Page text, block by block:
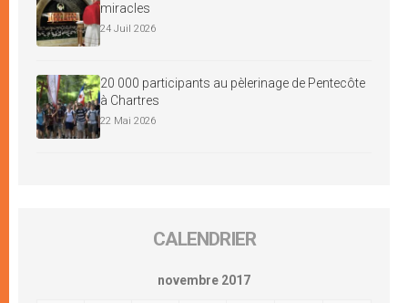
miracles
24 Juil 2026
20 000 participants au pèlerinage de Pentecôte
à Chartres
22 Mai 2026
CALENDRIER
novembre 2017